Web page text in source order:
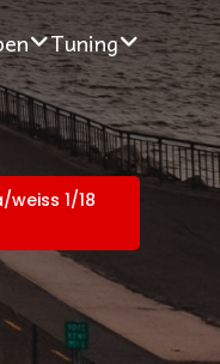
Tuning
weiss 1/18